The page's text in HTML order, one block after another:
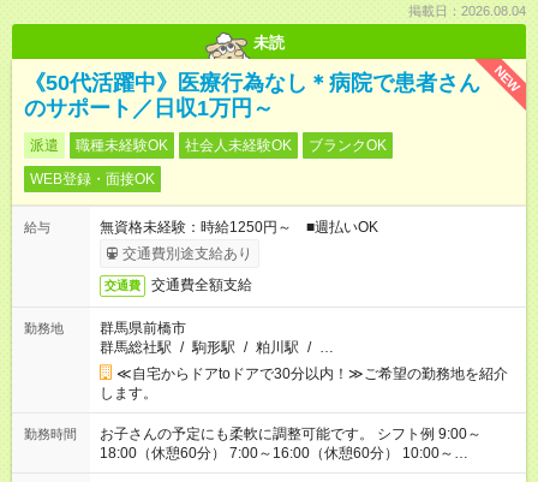
掲載日：2026.08.04
未読
NEW
《50代活躍中》医療行為なし＊病院で患者さん
のサポート／日収1万円～
派遣 職種未経験OK 社会人未経験OK
ブランクOK
WEB登録・面接OK
給与
無資格未経験：時給1250円～ ■週払いOK
交通費別途支給あり
交通費 交通費全額支給
勤務地
群馬県前橋市
群馬総社駅 / 駒形駅 / 粕川駅 / …
≪自宅からドアtoドアで30分以内！≫ご希望の勤務地を紹介
します。
勤務時間
お子さんの予定にも柔軟に調整可能です。 シフト例 9:00～
18:00（休憩60分） 7:00～16:00（休憩60分） 10:00～
19:00（休憩60分） ※Wワーク希望の方へ 今ご覧のお仕事で希